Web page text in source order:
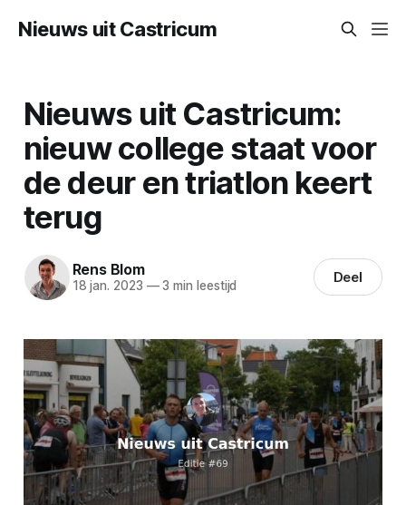
Nieuws uit Castricum
Nieuws uit Castricum:
nieuw college staat voor
de deur en triatlon keert
terug
Rens Blom
18 jan. 2023 —3 min leestijd Deel